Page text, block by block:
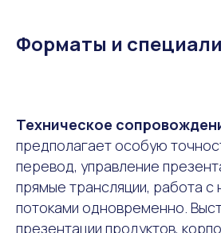
Форматы и
Техническое
предполагает особую
перевод, управление
прямые трансляции, работа с
потоками одновременно.
презентации продуктов,